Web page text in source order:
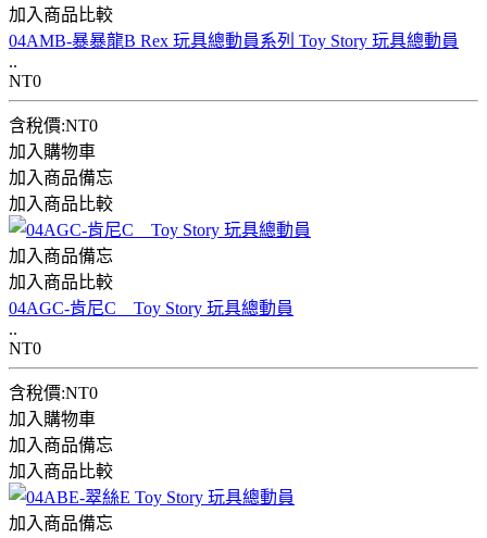
加入商品比較
04AMB-暴暴龍B Rex 玩具總動員系列 Toy Story 玩具總動員
..
NT0
含稅價:NT0
加入購物車
加入商品備忘
加入商品比較
加入商品備忘
加入商品比較
04AGC-肯尼C Toy Story 玩具總動員
..
NT0
含稅價:NT0
加入購物車
加入商品備忘
加入商品比較
加入商品備忘